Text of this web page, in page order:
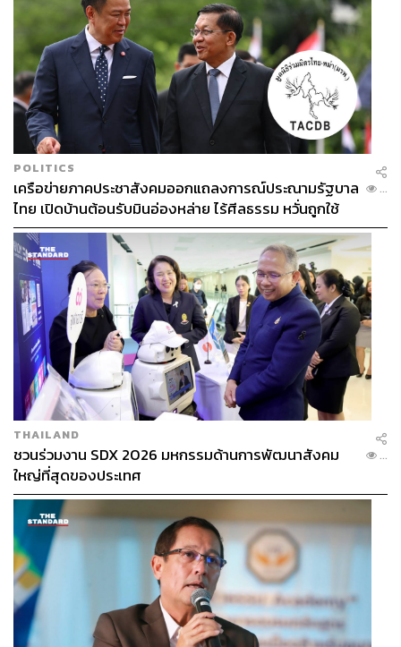
เนื้อหานี้เป็นเพียงสรุปบางส่วนของรายงานทั้งหมด ซึ่ง
รายงานฉบับเต็มยังมีข้อมูลอีกหลายหมวดอุตสาหกรรมธุรกิจ
รวมทั้งข้อมูลเกี่ยวกับ Digital Marketing ที่ตามอ่านและศึกษา
เพิ่มเติมได้จากรายงานDIGITAL 2024: THAILANDโดยตรง
ภาพ:Pictures from History / Universal Images Group via
Getty Images,Digital Reportal
อ้างอิง:
https://datareportal.com/reports/digital-2024-thailand
สามารถติดตาม THE STANDARD WEALTH
ผ่านแอปพลิเคชันต่างๆ ที่คุณสะดวกหรือใช้งานอยู่แล้วได้เลย
TAGS: พฤติกรรมการใช้โซเชียลมีเดีย
TikTok
Global Digital Report
Instagram
Meltwater
Facebook
Youtube
เทรนด์สื่อ โซเชียลมีเดีย We Are Social
POLITICS
เครือข่ายภาคประชาสังคมออกแถลงการณ์ประณามรัฐบาล
ไทย เปิดบ้านต้อนรับมินอ่องหล่าย ไร้ศีลธรรม หวั่นถูกใช้
เป็นเครื่องมือกดขี่ชาวเมียนมา
...
THAILAND
ชวนร่วมงาน SDX 2026 มหกรรมด้านการพัฒนาสังคม
ใหญ่ที่สุดของประเทศ
...